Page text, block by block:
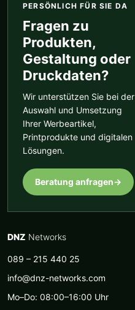
PERSÖNLICH FÜR SIE DA
Fragen zu
Produkten,
Gestaltung oder
Druckdaten?
Wir unterstützen Sie bei der
Auswahl und Umsetzung
Ihrer Werbeartikel,
Printprodukte und digitalen
Lösungen.
Beratung anfragen→
DNZ Networks
089 – 215 440 25
info@dnz-networks.com
Mo–Do: 08:00–16:00 Uhr